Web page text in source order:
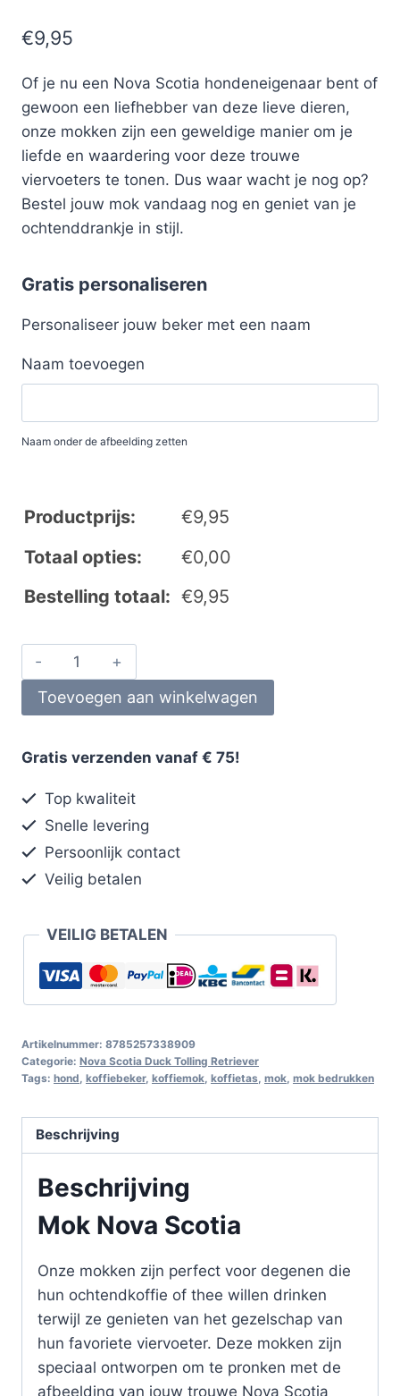
€9,95
Of je nu een Nova Scotia hondeneigenaar bent of
gewoon een liefhebber van deze lieve dieren,
onze mokken zijn een geweldige manier om je
liefde en waardering voor deze trouwe
viervoeters te tonen. Dus waar wacht je nog op?
Bestel jouw mok vandaag nog en geniet van je
ochtenddrankje in stijl.
Gratis personaliseren
Personaliseer jouw beker met een naam
Naam toevoegen
Naam onder de afbeelding zetten
Productprijs: €9,95
Totaal opties:
€0,00
Bestelling totaal: €9,95
Toevoegen aan winkelwagen
Gratis verzenden vanaf € 75!
Top kwaliteit
Snelle levering
Persoonlijk contact
Veilig betalen
VEILIG BETALEN
Artikelnummer: 8785257338909
Categorie: Nova Scotia Duck Tolling Retriever
Tags: hond koffiebeker, koffiemok koffietas mok mok bedrukken
Beschrijving
Beschrijving
Mok Nova Scotia
Onze mokken zijn perfect voor degenen die
hun ochtendkoffie of thee willen drinken
terwijl ze genieten van het gezelschap van
hun favoriete viervoeter. Deze mokken zijn
speciaal ontworpen om te pronken met de
afbeelding van jouw trouwe Nova Scotia